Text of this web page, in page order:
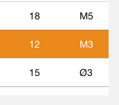
18 M5
12 M3
15 Ø3